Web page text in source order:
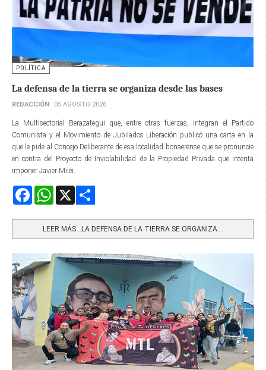
POLÍTICA
La defensa de la tierra se organiza desde las bases
REDACCIÓN 05 AGOSTO 2026
La Multisectorial Berazategui que, entre otras fuerzas, integran el Partido
Comunista y el Movimiento de Jubilados Liberación publicó una carta en la
que le pide al Concejo Deliberante de esa localidad bonaerense que se pronuncie
en contra del Proyecto de Inviolabilidad de la Propiedad Privada que intenta
imponer Javier Milei.
FacebookWhatsApp
LEER MÁS…LA DEFENSA DE LA TIERRA SE ORGANIZA...